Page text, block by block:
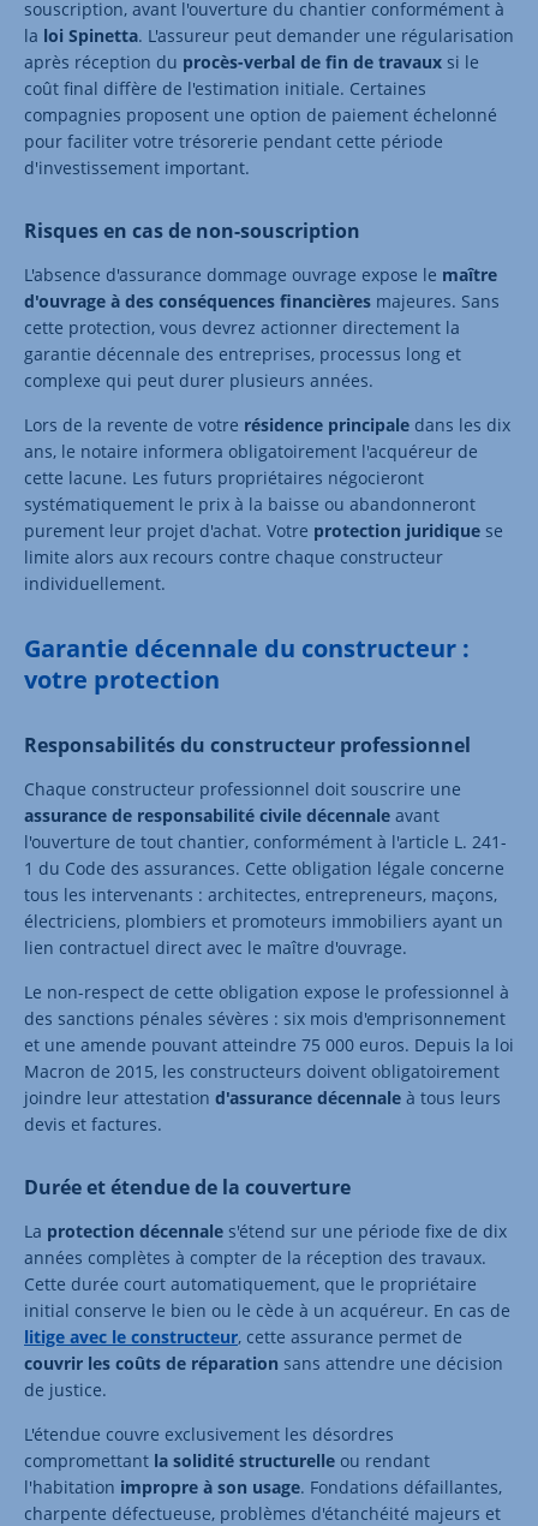
souscription, avant l'ouverture du chantier conformément à
la loi Spinetta. L'assureur peut demander une régularisation
après réception du procès-verbal de fin de travaux si le
coût final diffère de l'estimation initiale. Certaines
compagnies proposent une option de paiement échelonné
pour faciliter votre trésorerie pendant cette période
d'investissement important.
Risques en cas de non-souscription
L'absence d'assurance dommage ouvrage expose le maître
d'ouvrage à des conséquences financières majeures. Sans
cette protection, vous devrez actionner directement la
garantie décennale des entreprises, processus long et
complexe qui peut durer plusieurs années.
Lors de la revente de votre résidence principale dans les dix
ans, le notaire informera obligatoirement l'acquéreur de
cette lacune. Les futurs propriétaires négocieront
systématiquement le prix à la baisse ou abandonneront
purement leur projet d'achat. Votre protection juridique se
limite alors aux recours contre chaque constructeur
individuellement.
Garantie décennale du constructeur :
votre protection
Responsabilités du constructeur professionnel
Chaque constructeur professionnel doit souscrire une
assurance de responsabilité civile décennale avant
l'ouverture de tout chantier, conformément à l'article L. 241-
1 du Code des assurances. Cette obligation légale concerne
tous les intervenants : architectes, entrepreneurs, maçons,
électriciens, plombiers et promoteurs immobiliers ayant un
lien contractuel direct avec le maître d'ouvrage.
Le non-respect de cette obligation expose le professionnel à
des sanctions pénales sévères : six mois d'emprisonnement
et une amende pouvant atteindre 75 000 euros. Depuis la loi
Macron de 2015, les constructeurs doivent obligatoirement
joindre leur attestation d'assurance décennale à tous leurs
devis et factures.
Durée et étendue de la couverture
La protection décennale s'étend sur une période fixe de dix
années complètes à compter de la réception des travaux.
Cette durée court automatiquement, que le propriétaire
initial conserve le bien ou le cède à un acquéreur. En cas de
litige avec le constructeur, cette assurance permet de
couvrir les coûts de réparation sans attendre une décision
de justice.
L'étendue couvre exclusivement les désordres
compromettant la solidité structurelle ou rendant
l'habitation impropre à son usage. Fondations défaillantes,
charpente défectueuse, problèmes d'étanchéité majeurs et